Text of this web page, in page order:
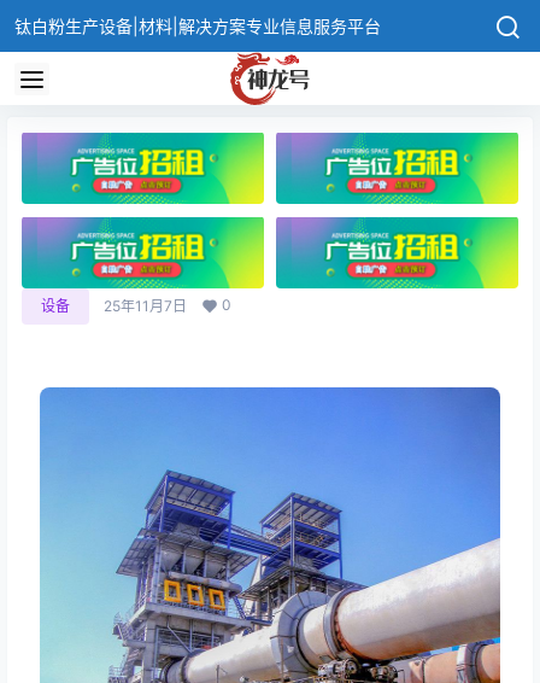
钛白粉生产设备|材料|解决方案专业信息服务平台
设备 25年11月7日 0